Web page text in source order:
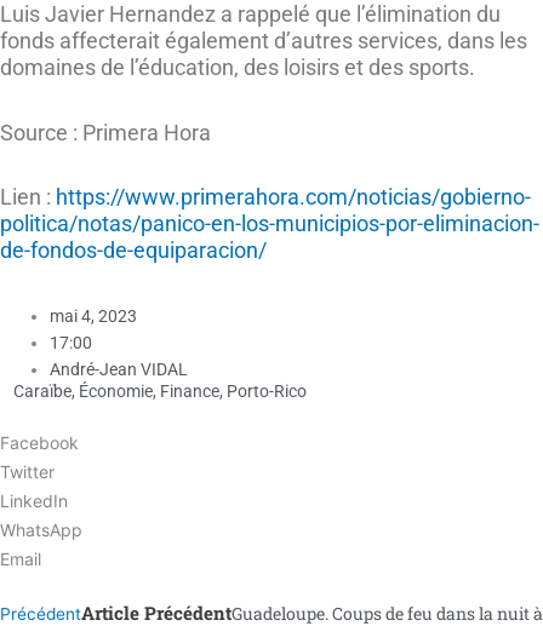
Luis Javier Hernandez a rappelé que l’élimination du
fonds affecterait également d’autres services, dans les
domaines de l’éducation, des loisirs et des sports.
Source : Primera Hora
Lien : https://www.primerahora.com/noticias/gobierno-
politica/notas/panico-en-los-municipios-por-eliminacion-
de-fondos-de-equiparacion/
mai 4, 2023
17:00
André-Jean VIDAL
Caraïbe, Économie, Finance, Porto-Rico
Facebook
Twitter
LinkedIn
WhatsApp
Email
PrécédentArticle PrécédentGuadeloupe. Coups de feu dans la nuit à